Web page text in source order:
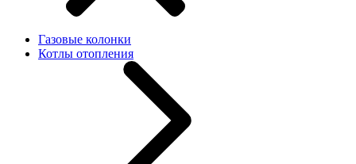
Газовые колонки
Котлы отопления